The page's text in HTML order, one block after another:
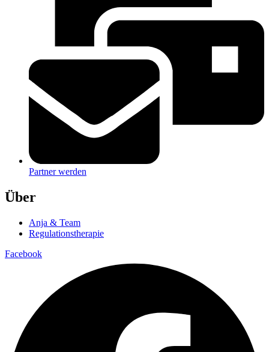
Partner werden
Über
Anja & Team
Regulationstherapie
Facebook